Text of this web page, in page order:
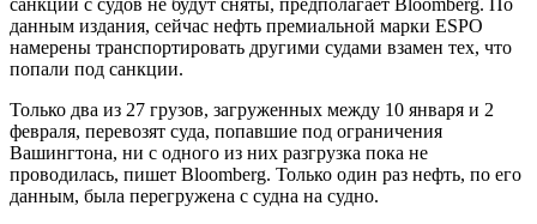
данным издания, сейчас нефть премиальной марки ESPO
намерены транспортировать другими судами взамен тех, что
попали под санкции.
Только два из 27 грузов, загруженных между 10 января и 2
февраля, перевозят суда, попавшие под ограничения
Вашингтона, ни с одного из них разгрузка пока не
проводилась, пишет Bloomberg. Только один раз нефть, по его
данным, была перегружена с судна на судно.